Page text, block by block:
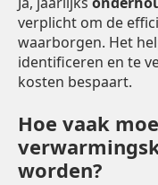
verplicht om de
waarborgen. Het
identificeren en te
kosten bespaart.
Hoe vaak
worden?